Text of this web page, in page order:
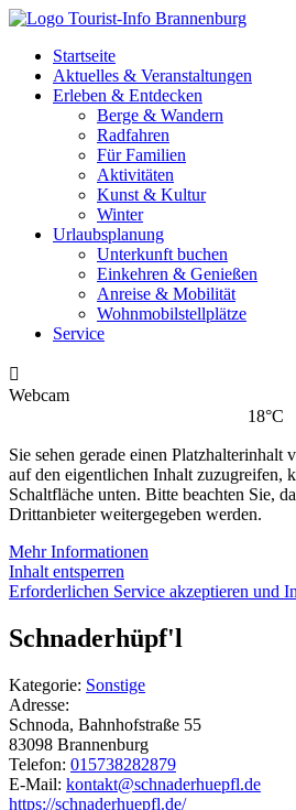
Startseite
Aktuelles & Veranstaltungen
Erleben & Entdecken
Berge & Wandern
Radfahren
Für Familien
Aktivitäten
Kunst & Kultur
Winter
Urlaubsplanung
Unterkunft buchen
Einkehren & Genießen
Anreise & Mobilität
Wohnmobilstellplätze
Service

Webcam
18°C
Sie sehen gerade einen Platzhalterinhalt
auf den eigentlichen Inhalt zuzugreifen,
Schaltfläche unten. Bitte beachten Sie,
Drittanbieter weitergegeben werden.
Mehr Informationen
Inhalt entsperren
Erforderlichen Service akzeptieren und
Schnaderhüpf'l
Kategorie: Sonstige
Adresse:
Schnoda, Bahnhofstraße 55
83098 Brannenburg
Telefon: 015738282879
E-Mail: kontakt@schnaderhuepfl.de
https://schnaderhuepfl.de/